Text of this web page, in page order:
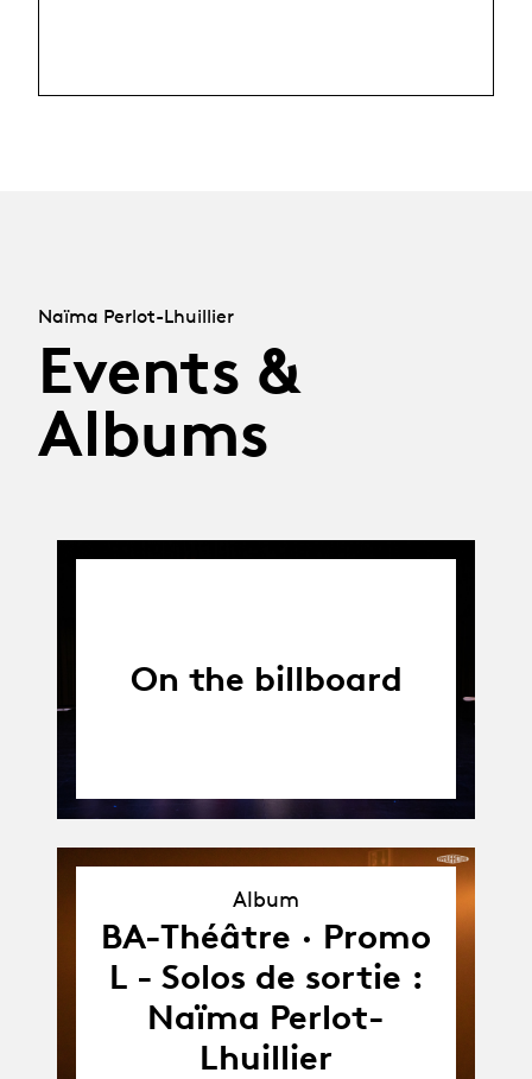
Naïma Perlot-Lhuillier
Events &
Albums
On the billboard
Album
Album
BA-Théâtre · Promo
L - Solos de sortie :
Naïma Perlot-
Lhuillier